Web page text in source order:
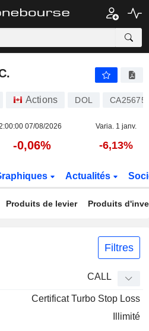
Actions DOL
07/08/2026 Varia. 1 janv.
-0,06% -6,13%
Actualités
Produits de levier Produits
Filtres
Elasticité Levier Parité
CALL
Certificat Turbo Stop Loss
Illimité